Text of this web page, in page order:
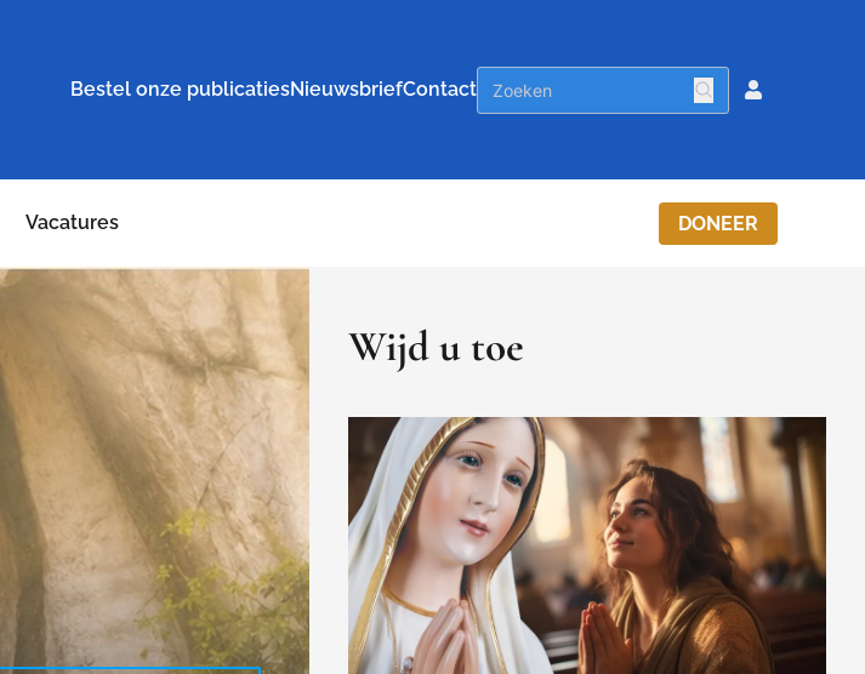
Bestel onze publicatiesNieuwsbriefContact
Vacatures DONEER
Wijd u toe